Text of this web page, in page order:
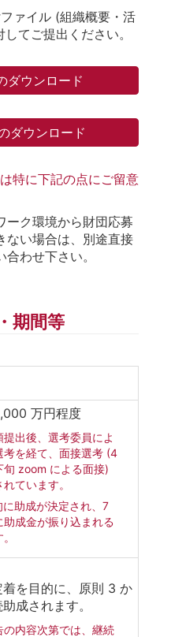
ァイル (組織概要・活
てご提出ください。
ダウンロード
ダウンロード
特に下記の点にご留意
ーク環境から財団応募
ない場合は、別途直接
わせ下さい。
期間等
万円程度
提出後、選考委員によ
考を経て、面接選考 (4
旬 zoom による面接)
ています。
に助成が決定され、7
助成金が振り込まれる
を目的に、原則 3 か
成されます。
の内容次第では、継続